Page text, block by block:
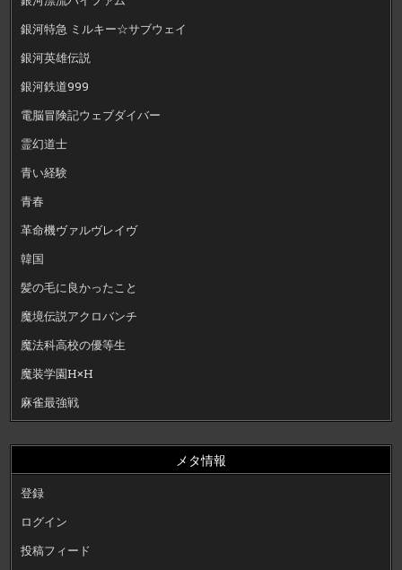
銀河特急 ミルキー☆サブウェイ
銀河英雄伝説
銀河鉄道999
電脳冒険記ウェブダイバー
霊幻道士
青い経験
青春
革命機ヴァルヴレイヴ
韓国
髪の毛に良かったこと
魔境伝説アクロバンチ
魔法科高校の優等生
魔装学園H×H
麻雀最強戦
メタ情報
登録
ログイン
投稿フィード